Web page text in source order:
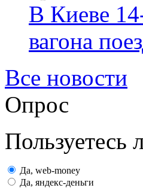
В Киеве
вагона
Все новости
Опрос
Пользуетесь
Да, web-money
Да, яндекс-деньги